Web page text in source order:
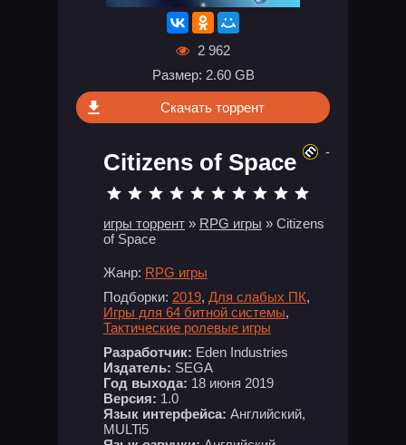
2 962
Размер: 2.60 GB
Скачать торрент
Citizens of Space
игры торрент » RPG игры » Citizens
of Space
Жанр: RPG игры
Подборки: 2019, Для слабых ПК,
Игры для 64 битной системы,
Тактические ролевые игры
Разработчик: Eden Industries
Издатель: SEGA
Год выхода: 18 июня 2019
Версия: 1.0
Язык интерфейса: Английский,
MULTi5
-